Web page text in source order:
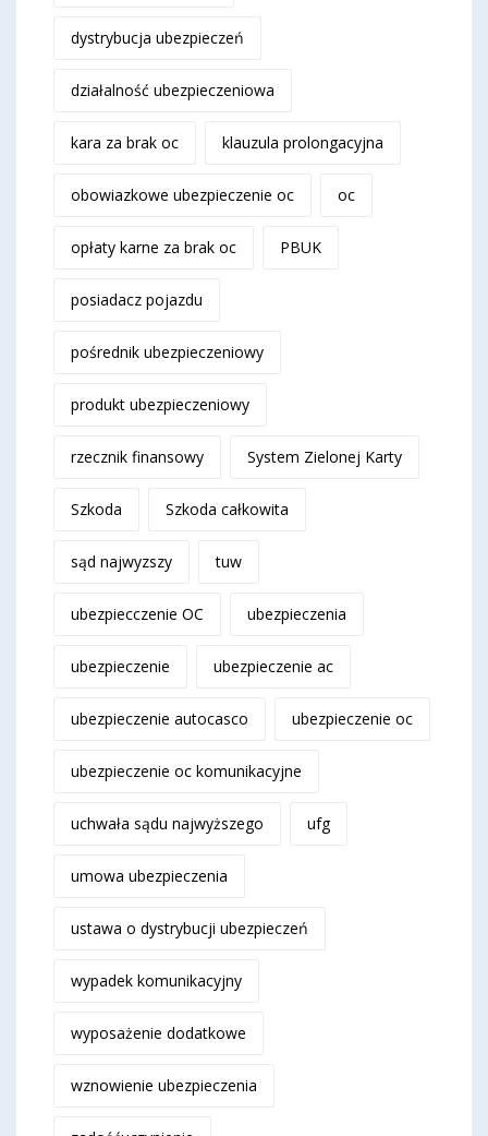
dystrybucja ubezpieczeń
działalność ubezpieczeniowa
kara za brak oc klauzula prolongacyjna
obowiazkowe ubezpieczenie oc oc
opłaty karne za brak oc PBUK
posiadacz pojazdu
pośrednik ubezpieczeniowy
produkt ubezpieczeniowy
rzecznik finansowy System Zielonej Karty
Szkoda Szkoda całkowita
sąd najwyzszy tuw
ubezpiecczenie OC ubezpieczenia
ubezpieczenie ubezpieczenie ac
ubezpieczenie autocasco ubezpieczenie oc
ubezpieczenie oc komunikacyjne
uchwała sądu najwyższego ufg
umowa ubezpieczenia
ustawa o dystrybucji ubezpieczeń
wypadek komunikacyjny
wyposażenie dodatkowe
wznowienie ubezpieczenia